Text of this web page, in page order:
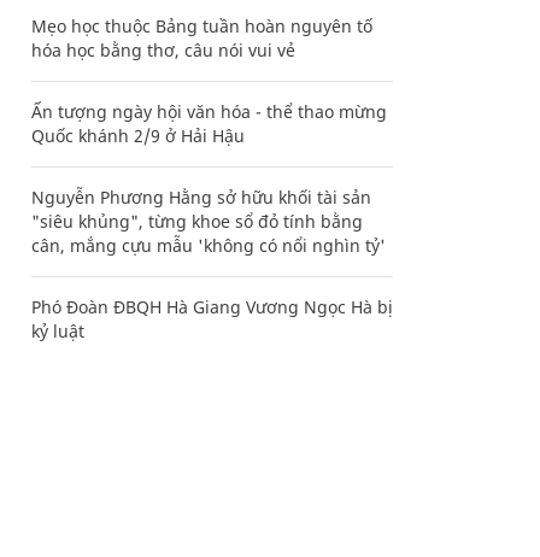
Mẹo học thuộc Bảng tuần hoàn nguyên tố
hóa học bằng thơ, câu nói vui vẻ
Ấn tượng ngày hội văn hóa - thể thao mừng
Quốc khánh 2/9 ở Hải Hậu
Nguyễn Phương Hằng sở hữu khối tài sản
"siêu khủng", từng khoe sổ đỏ tính bằng
cân, mắng cựu mẫu 'không có nổi nghìn tỷ'
Phó Đoàn ĐBQH Hà Giang Vương Ngọc Hà bị
kỷ luật